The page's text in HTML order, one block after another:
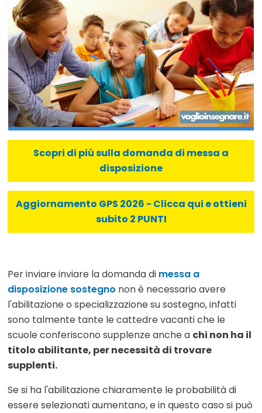
Scopri di più sulla domanda di messa a
disposizione
Aggiornamento GPS 2026 - Clicca qui e ottieni
subito 2 PUNTI
Per inviare inviare la domanda di messa a
disposizione sostegno non è necessario avere
l'abilitazione o specializzazione su sostegno, infatti
sono talmente tante le cattedre vacanti che le
scuole conferiscono supplenze anche a chi non ha il
titolo abilitante, per necessità di trovare
supplenti.
Se si ha l'abilitazione chiaramente le probabilità di
essere selezionati aumentano, e in questo caso si può